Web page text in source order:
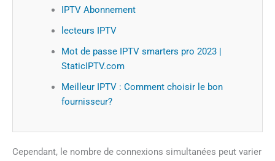
IPTV Abonnement
lecteurs IPTV
Mot de passe IPTV smarters pro 2023 |
StaticIPTV.com
Meilleur IPTV : Comment choisir le bon
fournisseur?
Cependant, le nombre de connexions simultanées peut varier